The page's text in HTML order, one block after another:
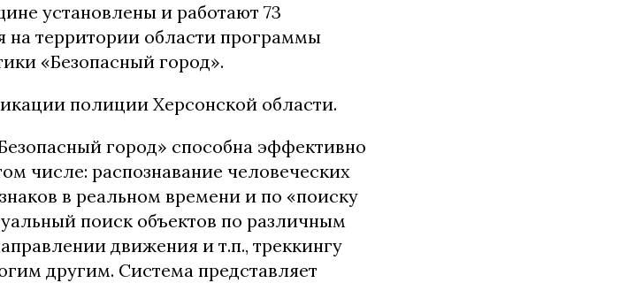
установлены и работают 73
на территории области программы
«Безопасный город».
полиции Херсонской области.
город» способна эффективно
числе: распознавание человеческих
в реальном времени и по «поиску
поиск объектов по различным
движения и т.п., треккингу
другим. Система представляет